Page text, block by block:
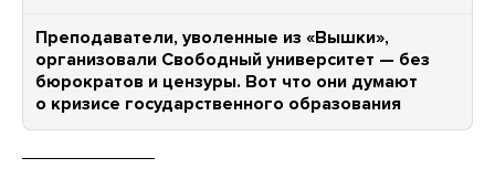
Преподаватели, уволенные из «Вышки»,
организовали Свободный университет — без
бюрократов и цензуры. Вот что они думают
о кризисе государственного образования